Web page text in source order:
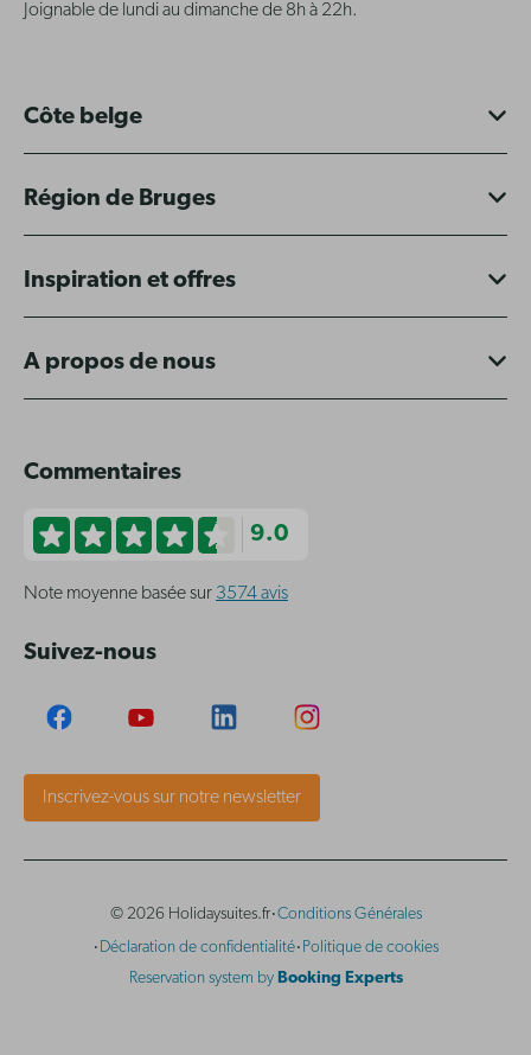
Joignable de lundi au dimanche de 8h à 22h.
Côte belge
Région de Bruges
Inspiration et offres
A propos de nous
Commentaires
9.0
Note moyenne basée sur 3574 avis
Suivez-nous
Inscrivez-vous sur notre newsletter
© 2026 Holidaysuites.fr·Conditions Générales
· Déclaration de confidentialité· Politique de cookies
Reservation system by Booking Experts